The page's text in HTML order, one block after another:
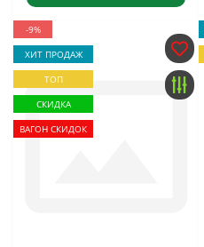
-9%
ХИТ ПРОДАЖ
ТОП
СКИДКА
ВАГОН СКИДОК